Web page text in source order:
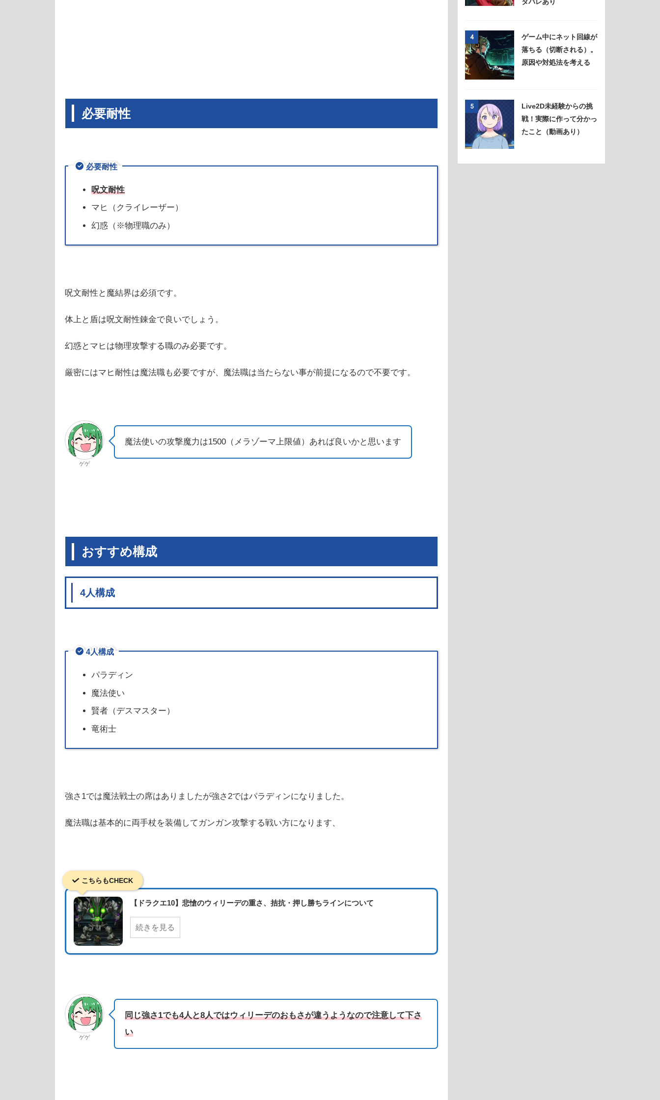
必要耐性
必要耐性
呪文耐性
マヒ（クライレーザー）
幻惑（※物理職のみ）
呪文耐性と魔結界は必須です。
体上と盾は呪文耐性錬金で良いでしょう。
幻惑とマヒは物理攻撃する職のみ必要です。
厳密にはマヒ耐性は魔法職も必要ですが、魔法職は当たらない事が前提になるので不要です。
ゲゲ
魔法使いの攻撃魔力は1500（メラゾーマ上限値）あれば良いかと思います
おすすめ構成
4人構成
4人構成
パラディン
魔法使い
賢者（デスマスター）
竜術士
強さ1では魔法戦士の席はありましたが強さ2ではパラディンになりました。
魔法職は基本的に両手杖を装備してガンガン攻撃する戦い方になります、
こちらもCHECK
【ドラクエ10】悲愴のウィリーデの重さ、拮抗・押し勝ちラインについて
続きを見る
ゲゲ
同じ強さ1でも4人と8人ではウィリーデのおもさが違うようなので注意して下さ
い
4
ゲーム中にネット回線が
落ちる（切断される）。
原因や対処法を考える
5
Live2D未経験からの挑
戦！実際に作って分かっ
たこと（動画あり）